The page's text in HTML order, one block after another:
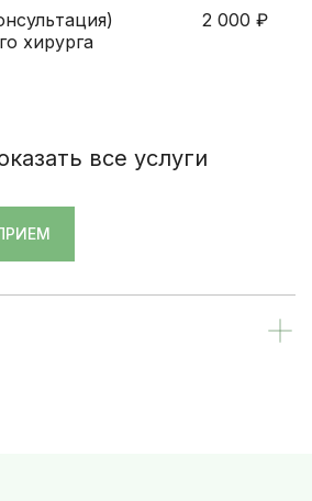
хирурга
2 000 ₽
все услуги